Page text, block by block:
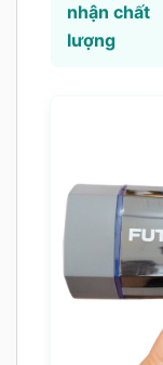
nhận chất
lượng